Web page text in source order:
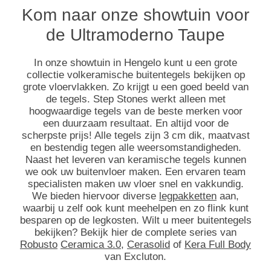
Kom naar onze showtuin voor
de Ultramoderno Taupe
In onze showtuin in Hengelo kunt u een grote
collectie volkeramische buitentegels bekijken op
grote vloervlakken. Zo krijgt u een goed beeld van
de tegels. Step Stones werkt alleen met
hoogwaardige tegels van de beste merken voor
een duurzaam resultaat. En altijd voor de
scherpste prijs! Alle tegels zijn 3 cm dik, maatvast
en bestendig tegen alle weersomstandigheden.
Naast het leveren van keramische tegels kunnen
we ook uw buitenvloer maken. Een ervaren team
specialisten maken uw vloer snel en vakkundig.
We bieden hiervoor diverse legpakketten aan,
waarbij u zelf ook kunt meehelpen en zo flink kunt
besparen op de legkosten. Wilt u meer buitentegels
bekijken? Bekijk hier de complete series van
Robusto Ceramica 3.0, Cerasolid of Kera Full Body
van Excluton.